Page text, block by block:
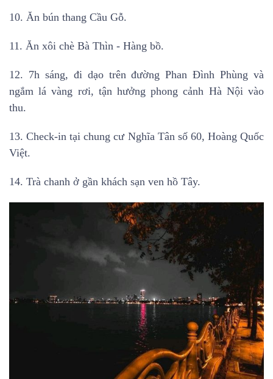
10. Ăn bún thang Cầu Gỗ.
11. Ăn xôi chè Bà Thìn - Hàng bồ.
12. 7h sáng, đi dạo trên đường Phan Đình Phùng và
ngắm lá vàng rơi, tận hưởng phong cảnh Hà Nội vào
thu.
13. Check-in tại chung cư Nghĩa Tân số 60, Hoàng Quốc
Việt.
14. Trà chanh ở gần khách sạn ven hồ Tây.